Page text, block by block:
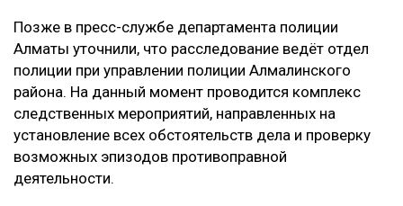
Позже в пресс-службе департамента полиции
Алматы уточнили, что расследование ведёт отдел
полиции при управлении полиции Алмалинского
района. На данный момент проводится комплекс
следственных мероприятий, направленных на
установление всех обстоятельств дела и проверку
возможных эпизодов противоправной
деятельности.